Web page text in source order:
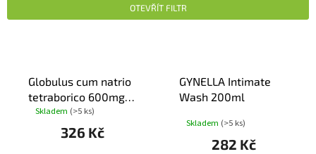
Í
OTEVŘÍT FILTR
Globulus cum natrio
tetraborico 600mg
vag.glb.10
Průměrné
hodnocení
produktu
Skladem (>5 ks)
326 Kč
GYNELLA Intimate
Wash 200ml
Skladem (>5 ks)
282 Kč